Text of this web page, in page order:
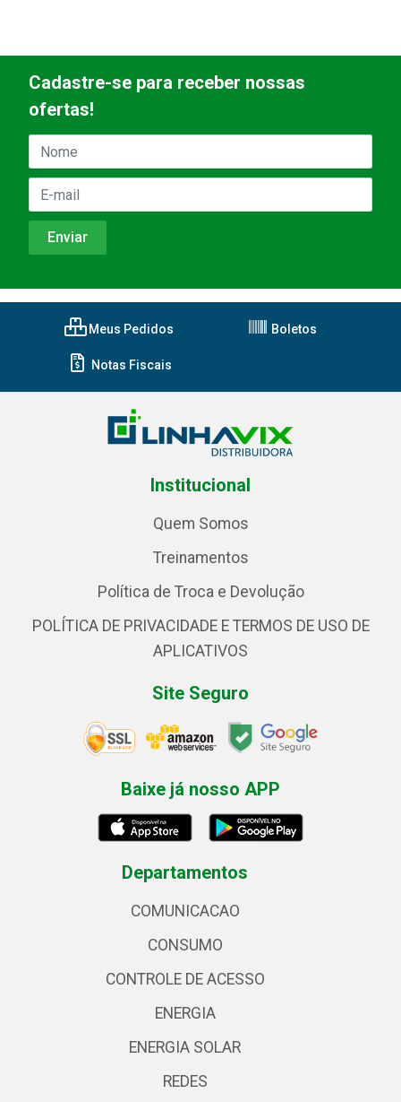
Cadastre-se para receber nossas
ofertas!
Meus Pedidos Boletos
Notas Fiscais
Institucional
Quem Somos
Treinamentos
Política de Troca e Devolução
POLÍTICA DE PRIVACIDADE E TERMOS DE USO DE
APLICATIVOS
Site Seguro
Baixe já nosso APP
Departamentos
COMUNICACAO
CONSUMO
CONTROLE DE ACESSO
ENERGIA
ENERGIA SOLAR
REDES